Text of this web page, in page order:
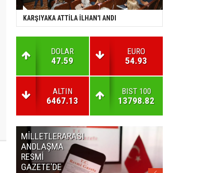
KARŞIYAKA ATTİLA İLHAN'I ANDI
DOLAR
47.59
EURO
54.93
ALTIN
6467.13
BIST 100
13798.82
MİLLETLERARASI
ANDLAŞMA
RESMİ
GAZETE'DE